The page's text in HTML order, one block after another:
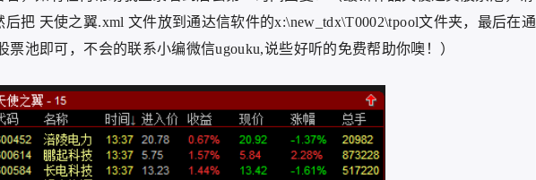
把 天使之翼.xml 文件放到通达信软件的x:\new_tdx\T0002\tpool文件夹，最后在通
票池即可，不会的联系小编微信ugouku,说些好听的免费帮助你噢！）